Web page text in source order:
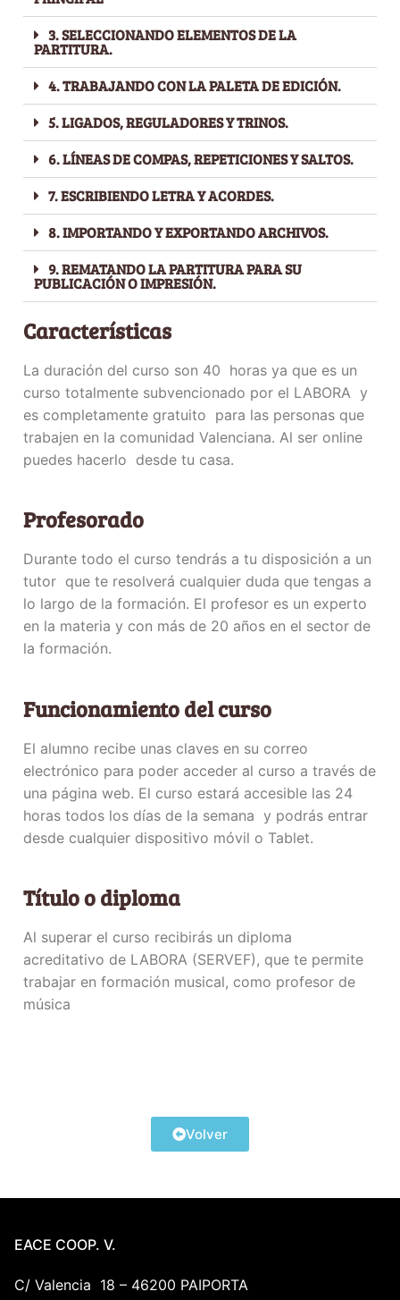
3. SELECCIONANDO ELEMENTOS DE LA
PARTITURA.
4. TRABAJANDO CON LA PALETA DE EDICIÓN.
5. LIGADOS, REGULADORES Y TRINOS.
6. LÍNEAS DE COMPAS, REPETICIONES Y SALTOS.
7. ESCRIBIENDO LETRA Y ACORDES.
8. IMPORTANDO Y EXPORTANDO ARCHIVOS.
9. REMATANDO LA PARTITURA PARA SU
PUBLICACIÓN O IMPRESIÓN.
Características
La duración del curso son 40 horas ya que es un
curso totalmente subvencionado por el LABORA y
es completamente gratuito para las personas que
trabajen en la comunidad Valenciana. Al ser online
puedes hacerlo desde tu casa.
Profesorado
Durante todo el curso tendrás a tu disposición a un
tutor que te resolverá cualquier duda que tengas a
lo largo de la formación. El profesor es un experto
en la materia y con más de 20 años en el sector de
la formación.
Funcionamiento del curso
El alumno recibe unas claves en su correo
electrónico para poder acceder al curso a través de
una página web. El curso estará accesible las 24
horas todos los días de la semana y podrás entrar
desde cualquier dispositivo móvil o Tablet.
Título o diploma
Al superar el curso recibirás un diploma
acreditativo de LABORA (SERVEF), que te permite
trabajar en formación musical, como profesor de
música
Volver
EACE COOP. V.
C/ Valencia 18 – 46200 PAIPORTA